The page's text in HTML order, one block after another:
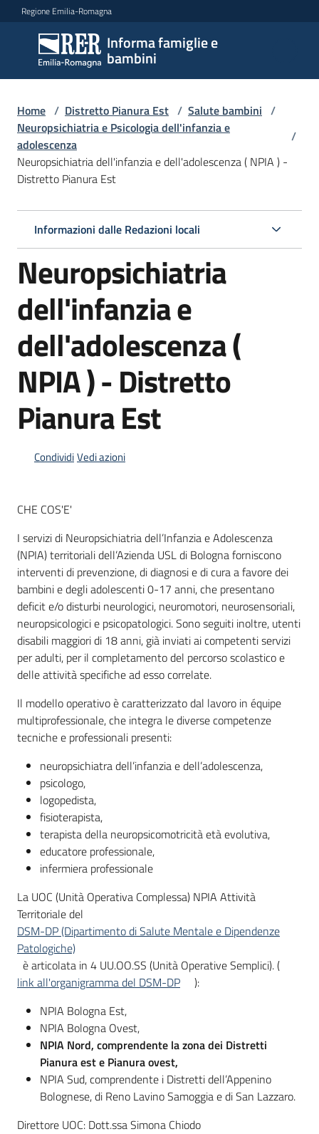
Vai al contenuto
Vai alla navigazione
Vai al footer
Regione Emilia-Romagna
Informa famiglie e
bambini
Informa
famiglie
e
bambini
Argomenti
Servizi
Centri
per
famiglie
Informazioni
locali
Home / Distretto Pianura Est / Salute bambini /
Neuropsichiatria e Psicologia dell'infanzia e
adolescenza
/
Neuropsichiatria dell'infanzia e dell'adolescenza ( NPIA ) -
Distretto Pianura Est
Informazioni dalle Redazioni locali
Neuropsichiatria
dell'infanzia e
dell'adolescenza (
NPIA ) - Distretto
Pianura Est
CondividiVedi azioni
CHE COS'E'
I servizi di Neuropsichiatria dell’Infanzia e Adolescenza
(NPIA) territoriali dell’Azienda USL di Bologna forniscono
interventi di prevenzione, di diagnosi e di cura a favore dei
bambini e degli adolescenti 0-17 anni, che presentano
deficit e/o disturbi neurologici, neuromotori, neurosensoriali,
neuropsicologici e psicopatologici. Sono seguiti inoltre, utenti
disabili maggiori di 18 anni, già inviati ai competenti servizi
per adulti, per il completamento del percorso scolastico e
delle attività specifiche ad esso correlate.
Il modello operativo è caratterizzato dal lavoro in équipe
multiprofessionale, che integra le diverse competenze
tecniche e professionali presenti:
neuropsichiatra dell’infanzia e dell’adolescenza,
psicologo,
logopedista,
fisioterapista,
terapista della neuropsicomotricità età evolutiva,
educatore professionale,
infermiera professionale
La UOC (Unità Operativa Complessa) NPIA Attività
Territoriale del
DSM-DP (Dipartimento di Salute Mentale e Dipendenze
Patologiche)
è articolata in 4 UU.OO.SS (Unità Operative Semplici). (
link all'organigramma del DSM-DP
):
NPIA Bologna Est,
NPIA Bologna Ovest,
NPIA Nord, comprendente la zona dei Distretti
Pianura est e Pianura ovest,
NPIA Sud, comprendente i Distretti dell’Appenino
Bolognese, di Reno Lavino Samoggia e di San Lazzaro.
Direttore UOC: Dott.ssa Simona Chiodo